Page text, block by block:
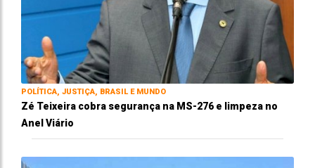
POLÍTICA, JUSTIÇA, BRASIL E MUNDO
Zé Teixeira cobra segurança na MS-276 e limpeza no
Anel Viário